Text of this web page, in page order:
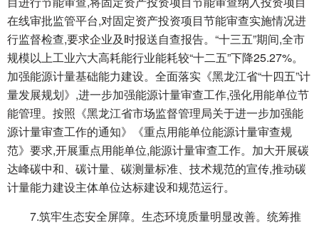
在线审批监管平台,对固定资产投资项目节能审查实施情况进
行监督检查,要求企业及时报送自查报告。“十三五”期间,全市
规模以上工业六大高耗能行业能耗较“十二五”下降25.27%。
加强能源计量基础能力建设。全面落实《黑龙江省“十四五”计
量发展规划》,进一步加强能源计量审查工作,强化用能单位节
能管理。按照《黑龙江省市场监督管理局关于进一步加强能
源计量审查工作的通知》《重点用能单位能源计量审查规
范》要求,开展重点用能单位,能源计量审查工作。加大开展碳
达峰碳中和、碳计量、碳测量标准、技术规范的宣传,推动碳
计量能力建设主体单位达标建设和规范运行。
7.筑牢生态安全屏障。生态环境质量明显改善。统筹推